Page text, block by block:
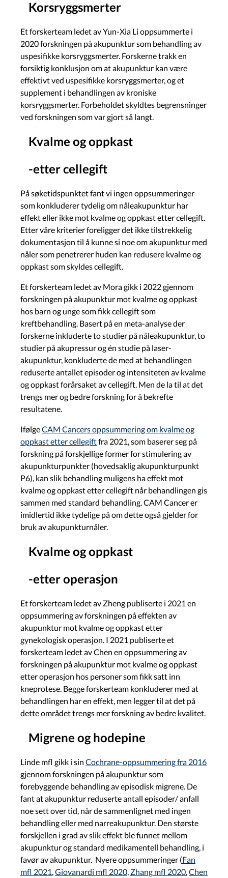
Korsryggsmerter
Et forskerteam ledet av Yun-Xia Li oppsummerte i
2020 forskningen på akupunktur som behandling av
uspesifikke korsryggsmerter. Forskerne trakk en
forsiktig konklusjon om at akupunktur kan være
effektivt ved uspesifikke korsryggsmerter, og et
supplement i behandlingen av kroniske
korsryggsmerter. Forbeholdet skyldtes begrensninger
ved forskningen som var gjort så langt.
Kvalme og oppkast
-etter cellegift
På søketidspunktet fant vi ingen oppsummeringer
som konkluderer tydelig om nåleakupunktur har
effekt eller ikke mot kvalme og oppkast etter cellegift.
Etter våre kriterier foreligger det ikke tilstrekkelig
dokumentasjon til å kunne si noe om akupunktur med
nåler som penetrerer huden kan redusere kvalme og
oppkast som skyldes cellegift.
Et forskerteam ledet av Mora gikk i 2022 gjennom
forskningen på akupunktur mot kvalme og oppkast
hos barn og unge som fikk cellegift som
kreftbehandling. Basert på en meta-analyse der
forskerne inkluderte to studier på nåleakupunktur, to
studier på akupressur og én studie på laser-
akupunktur, konkluderte de med at behandlingen
reduserte antallet episoder og intensiteten av kvalme
og oppkast forårsaket av cellegift. Men de la til at det
trengs mer og bedre forskning for å bekrefte
resultatene.
IfølgeCAM Cancers oppsummering om kvalme og
oppkast etter cellegiftfra 2021, som baserer seg på
forskning på forskjellige former for stimulering av
akupunkturpunkter (hovedsaklig akupunkturpunkt
P6), kan slik behandling muligens ha effekt mot
kvalme og oppkast etter cellegift når behandlingen gis
sammen med standard behandling. CAM Cancer er
imidlertid ikke tydelige på om dette også gjelder for
bruk av akupunkturnåler.
Kvalme og oppkast
-etter operasjon
Et forskerteam ledet av Zheng publiserte i 2021 en
oppsummering av forskningen på effekten av
akupunktur mot kvalme og oppkast etter
gynekologisk operasjon. I 2021 publiserte et
forskerteam ledet av Chen en oppsummering av
forskningen på akupunktur mot kvalme og oppkast
etter operasjon hos personer som fikk satt inn
kneprotese. Begge forskerteam konkluderer med at
behandlingen har en effekt, men legger til at det på
dette området trengs mer forskning av bedre kvalitet.
Migrene og hodepine
Linde mfl gikk i sin Cochrane-oppsummering fra 2016
gjennom forskningen på akupunktur som
forebyggende behandling av episodisk migrene. De
fant at akupunktur reduserte antall episoder/ anfall
noe sett over tid, når de sammenlignet med ingen
behandling eller med narreakupunktur. Den største
forskjellen i grad av slik effekt ble funnet mellom
akupunktur og standard medikamentell behandling, i
favør av akupunktur. Nyere oppsummeringer (Fan
mfl 2021 Giovanardi mfl 2020 Zhang mfl 2020 Chen